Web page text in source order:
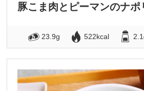
豚こま肉とピーマンのナポ
23.9g 522kcal